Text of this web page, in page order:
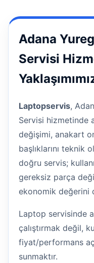
Adana
Servisi
Laptopservis,
Servisi hizmetinde
değişimi, anakart
başlıklarını teknik
doğru servis;
gereksiz parça
ekonomik değerini
Laptop servisinde
çalıştırmak değil,
fiyat/performans
sunmaktır.